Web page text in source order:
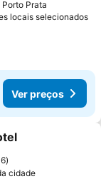
Porto Prata
locais selecionados
Ver preços
favoritos
cidade